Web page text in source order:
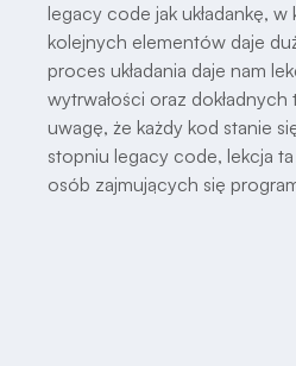
legacy code jak układankę, w
kolejnych elementów daje
proces układania daje nam
wytrwałości oraz
uwagę, że każdy kod stanie
stopniu legacy code, lekcja
osób zajmujących się